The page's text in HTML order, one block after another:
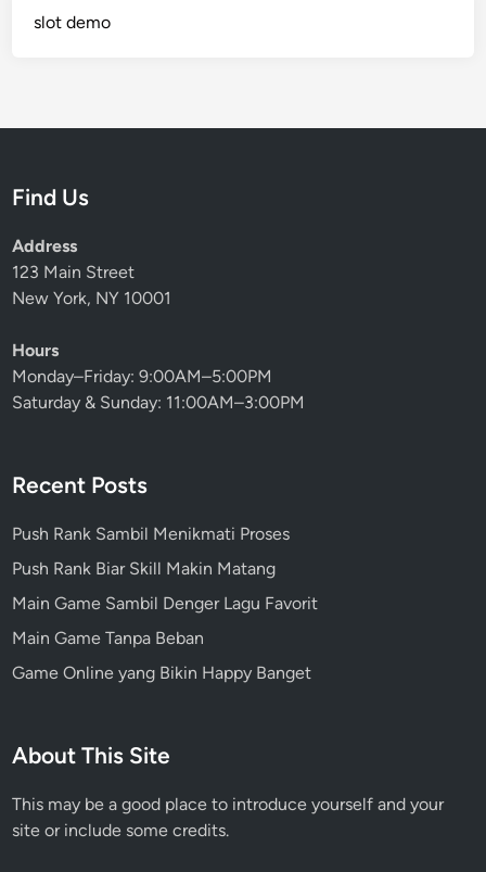
slot demo
Find Us
Address
123 Main Street
New York, NY 10001
Hours
Monday–Friday: 9:00AM–5:00PM
Saturday & Sunday: 11:00AM–3:00PM
Recent Posts
Push Rank Sambil Menikmati Proses
Push Rank Biar Skill Makin Matang
Main Game Sambil Denger Lagu Favorit
Main Game Tanpa Beban
Game Online yang Bikin Happy Banget
About This Site
This may be a good place to introduce yourself and your
site or include some credits.